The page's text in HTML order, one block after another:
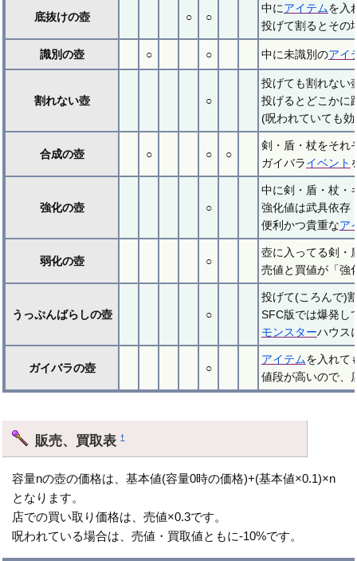
底抜けの壺 ○ ○
中にアイテムを入
投げて割るとその
識別の壺 ○ ○ 中に未識別のアイ
割れない壺 ○
投げても割れない
投げるとどこかに
(呪われていても
合成の壺 ○ ○ ○
剣・盾・杖をそれ
ガイバライベント
強化の壺 ○
中に剣・盾・杖・
強化値は武具依存
便利かつ貴重なア
弱化の壺 ○
壺に入ってる剣・
売値と買値が「強
うっぷんばらしの壺 ○
投げて(ころんで)
SFC版では爆発し
モンスターハウス
ガイバラの壺 ○
アイテムを入れて
値段が高いので、
販売、買取表†
容量nの壺の価格は、基本値(容量0時の価格)+(基本値×0.1)×n
となります。
店での買い取り価格は、売値×0.3です。
呪われている場合は、売値・買取値ともに-10%です。